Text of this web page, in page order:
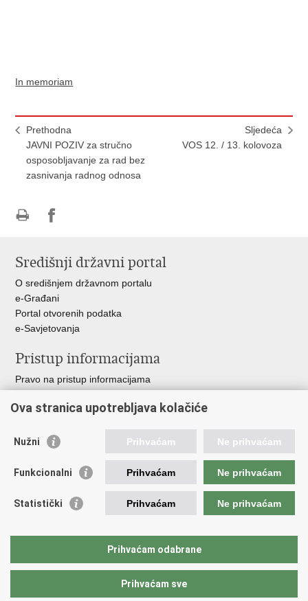
In memoriam
Prethodna
JAVNI POZIV za stručno
osposobljavanje za rad bez
zasnivanja radnog odnosa
Sljedeća
VOS 12. / 13. kolovoza
Facebooku
Središnji državni portal
O središnjem državnom portalu
e-Građani
Portal otvorenih podatka
e-Savjetovanja
Pristup informacijama
Pravo na pristup informacijama
Pozivi za žurnu pomoć
Važne poveznice
Vlada RH
Muzej hrvatskog vatrogastva
The Federation of EUropean Fire Officers FEU
Intranet (samo za službenike HVZ)
Ova stranica upotrebljava kolačiće
Nužni Prihvaćam Ne prihvaćam
Funkcionalni Prihvaćam Ne prihvaćam
Statistički Prihvaćam Ne prihvaćam
Prihvaćam odabrane
Prihvaćam sve